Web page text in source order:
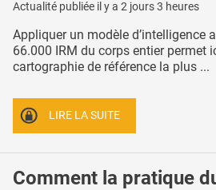
Actualité publiée il y a 2 jours 3 heures
Appliquer un modèle d’intelligence
66.000 IRM du corps entier permet
cartographie de référence la plus ...
LIRE LA SUITE
Comment la pratique